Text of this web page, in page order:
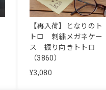
【再入荷】となりのト
トロ 刺繍メガネケー
ス 振り向きトトロ
（3860）
¥3,080